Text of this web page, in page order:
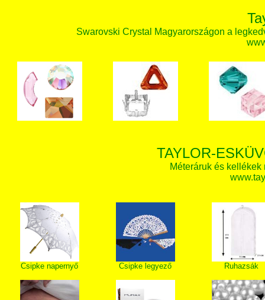
Swarovski Crystal Magyarországon a
TAYLOR-
Méteráruk és
Csipke napernyő Csipke legyező Ruhazsák